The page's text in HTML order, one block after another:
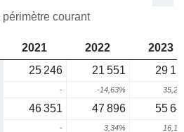
courant
2021 2022
2023
25 246 21 551 29
- -14,63%
46 351 47 896 55
- 3,34%